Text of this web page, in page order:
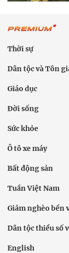
Thời sự
Dân tộc và Tôn
Giáo dục
Đời sống
Sức khỏe
Ô tô xe máy
Bất động sản
Tuần Việt Nam
Giảm nghèo bền
Dân tộc thiểu số
English